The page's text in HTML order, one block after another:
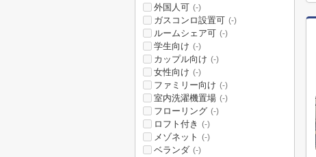
外国人可 (-)
ガスコンロ設置可 (-)
ルームシェア可 (-)
学生向け (-)
カップル向け (-)
女性向け (-)
ファミリー向け (-)
室内洗濯機置場 (-)
フローリング (-)
ロフト付き (-)
メゾネット (-)
ベランダ (-)